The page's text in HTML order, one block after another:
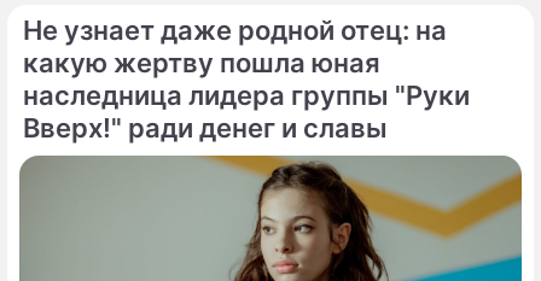
холдинга "Газпром-медиа" Александр Жаров
решился на неожидаемый и крайне острый
демарш.
Не узнает даже родной отец: на
какую жертву пошла юная
наследница лидера группы "Руки
Вверх!" ради денег и славы